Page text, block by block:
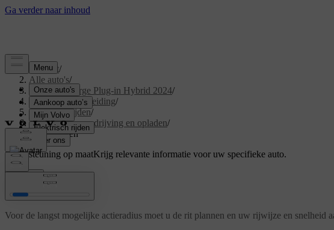
Support/
Alle auto's/
XC40 Recharge Plug-in Hybrid 2024/
Gebruikershandleiding/
Starten en rijden/
Elektrische aandrijving en opladen/
Zuinig rijden
Ondersteuning op maatKrijg relevante informatie voor uw specifieke auto.
Zuinig rijden
Voor de langst mogelijke actieradius moet u de rit plannen en uw rijwijze en snelheid